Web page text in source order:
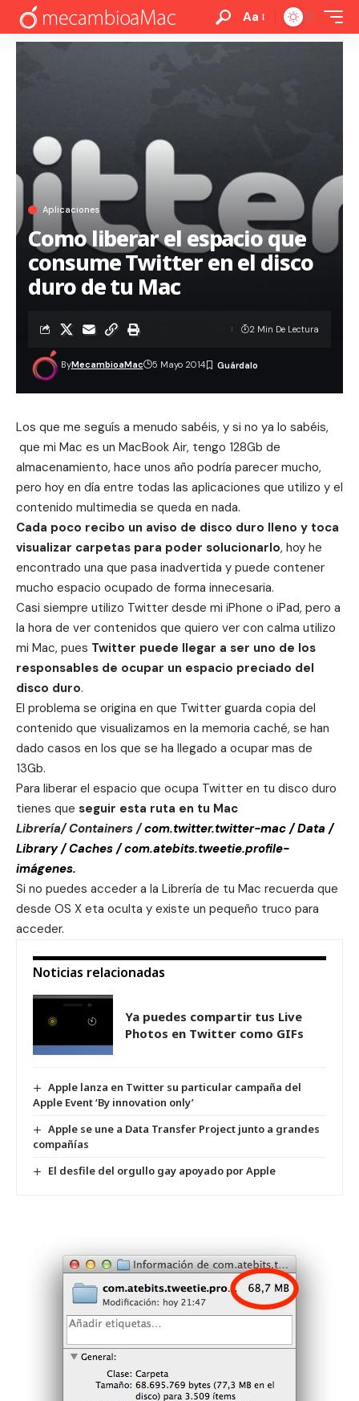
Aa
Aplicaciones
Como liberar el espacio que
consume Twitter en el disco
duro de tu Mac
ByMecambioaMac 5 Mayo 2014
2 Min De Lectura
Los que me seguís a menudo sabéis, y si no ya lo sabéis,
que mi Mac es un MacBook Air, tengo 128Gb de
almacenamiento, hace unos año podría parecer mucho,
pero hoy en día entre todas las aplicaciones que utilizo y el
contenido multimedia se queda en nada.
Cada poco recibo un aviso de disco duro lleno y toca
visualizar carpetas para poder solucionarlo, hoy he
encontrado una que pasa inadvertida y puede contener
mucho espacio ocupado de forma innecesaria.
Casi siempre utilizo Twitter desde mi iPhone o iPad, pero a
la hora de ver contenidos que quiero ver con calma utilizo
mi Mac, pues Twitter puede llegar a ser uno de los
responsables de ocupar un espacio preciado del
disco duro.
El problema se origina en que Twitter guarda copia del
contenido que visualizamos en la memoria caché, se han
dado casos en los que se ha llegado a ocupar mas de
13Gb.
Para liberar el espacio que ocupa Twitter en tu disco duro
tienes que seguir esta ruta en tu Mac
Librería/ Containers /com.twitter.twitter-mac / Data /
Library / Caches / com.atebits.tweetie.profile-
imágenes.
Si no puedes acceder a la Librería de tu Mac recuerda que
desde OS X eta oculta y existe un pequeño truco para
acceder.
Noticias relacionadas
Ya puedes compartir tus Live
Photos en Twitter como GIFs
Apple lanza en Twitter su particular campaña del
Apple Event ‘By innovation only’
Apple se une a Data Transfer Project junto a grandes
compañías
El desfile del orgullo gay apoyado por Apple